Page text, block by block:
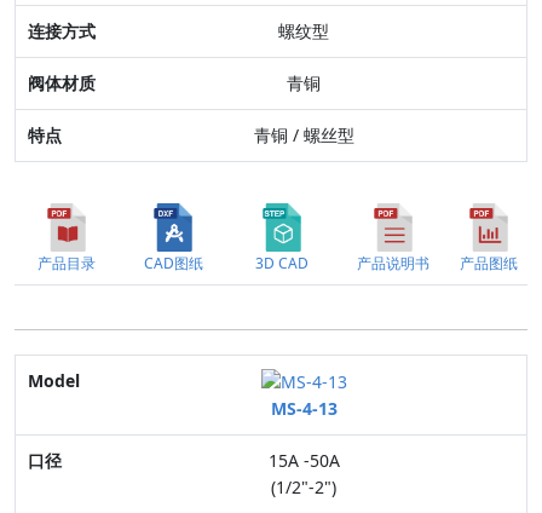
阀体材质
特点
螺纹型
青铜
青铜 / 螺丝型
产品目录 CAD图纸 3D CAD 产品说明书 产品图纸
Model
口径
适用流体
MS-4-13
15A -50A
(1/2"-2")